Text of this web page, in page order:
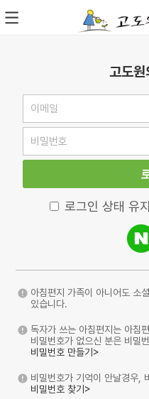
고도원
로그인 상태 유지
아침편지 가족이 아니어도 소
있습니다.
독자가 쓰는 아침편지는 아침
비밀번호가 없으신 분은 비밀
비밀번호 만들기>
비밀번호가 기억이 안날경우,
비밀번호 찾기>